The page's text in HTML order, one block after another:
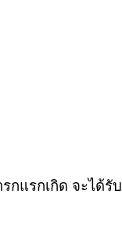
แรกเกิด จะได้รั